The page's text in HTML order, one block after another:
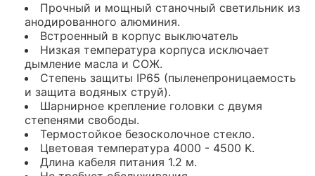
Прочный и мощный станочный светильник из
анодированного алюминия.
Встроенный в корпус выключатель
Низкая температура корпуса исключает
дымление масла и СОЖ.
Степень защиты IP65 (пыленепроницаемость
и защита водяных струй).
Шарнирное крепление головки с двумя
степенями свободы.
Термостойкое безосколочное стекло.
Цветовая температура 4000 - 4500 K.
Длина кабеля питания 1.2 м.